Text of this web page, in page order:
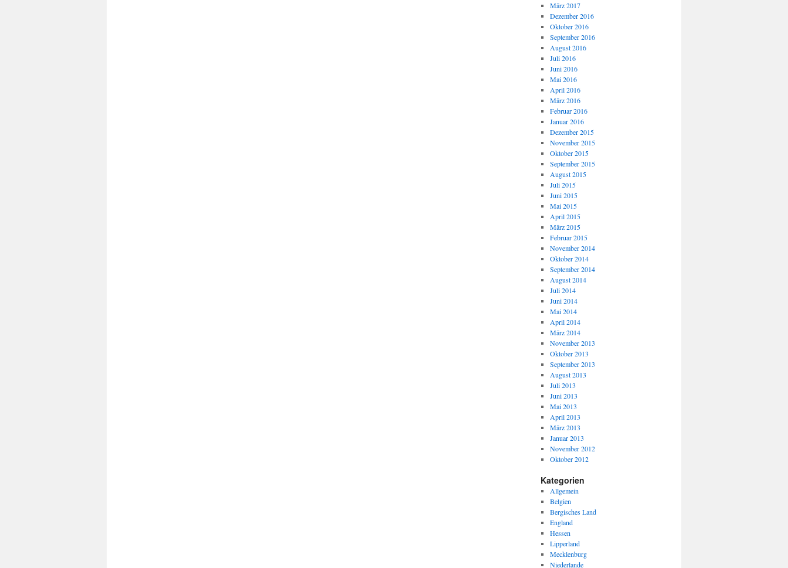
März 2017
Dezember 2016
Oktober 2016
September 2016
August 2016
Juli 2016
Juni 2016
Mai 2016
April 2016
März 2016
Februar 2016
Januar 2016
Dezember 2015
November 2015
Oktober 2015
September 2015
August 2015
Juli 2015
Juni 2015
Mai 2015
April 2015
März 2015
Februar 2015
November 2014
Oktober 2014
September 2014
August 2014
Juli 2014
Juni 2014
Mai 2014
April 2014
März 2014
November 2013
Oktober 2013
September 2013
August 2013
Juli 2013
Juni 2013
Mai 2013
April 2013
März 2013
Januar 2013
November 2012
Oktober 2012
Kategorien
Allgemein
Belgien
Bergisches Land
England
Hessen
Lipperland
Mecklenburg
Niederlande